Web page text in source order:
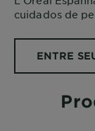
cuidados de
ENTRE